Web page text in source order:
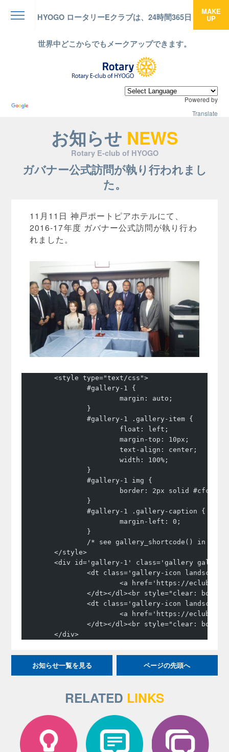
HYOGO ロータリーEクラブは、24時間365日
世界中どこからでもメークアップできます。
MAKE
UP
Powered by
Translate
お知らせ NEWS
Rotary E-club of HYOGO
ガバナー公式訪問が執り行われまし
た。
11月11日 神戸ポートピアホテルにて、
2016-17年度 ガバナー公式訪問が執り行わ
れました。
	<style type="text/css">
		#gallery-1 {
			margin: auto;
		}
		#gallery-1 .gallery-item {
			float: left;
			margin-top: 10px;
			text-align: center;
			width: 100%;
		}
		#gallery-1 img {
			border: 2px solid #cfcfcf;
		}
		#gallery-1 .gallery-caption {
			margin-left: 0;
		}
/* see gallery_shortcode() in wp-
	</style>
<div id='gallery-1' class='gallery
<dt class='gallery-icon
<a href='https://
</dt></dl><br style="clear:
<dt class='gallery-icon
<a href='https://
</dt></dl><br style="clear: both"
	</div>
お知らせ一覧を見る ページの先頭へ
RELATED LINKS